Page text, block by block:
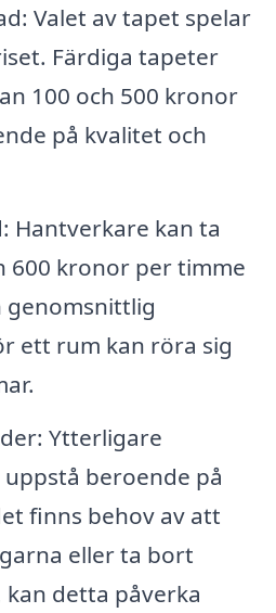
Valet av tapet spelar
Färdiga tapeter
100 och 500 kronor
på kvalitet och
Hantverkare kan ta
600 kronor per timme
genomsnittlig
ett rum kan röra sig
Ytterligare
beroende på
finns behov av att
eller ta bort
detta påverka